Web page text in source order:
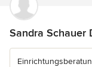
Sandra Schauer